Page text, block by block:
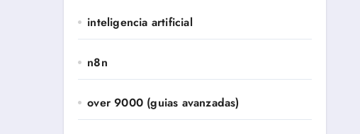
inteligencia artificial
n8n
over 9000 (guias avanzadas)